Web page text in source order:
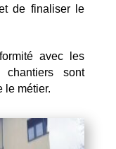
de finaliser le
avec les
sont
le métier.